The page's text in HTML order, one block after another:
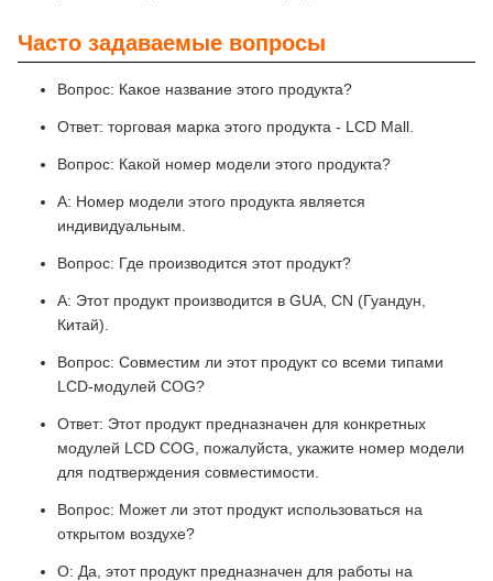
Часто задаваемые вопросы
Вопрос: Какое название этого продукта?
Ответ: торговая марка этого продукта - LCD Mall.
Вопрос: Какой номер модели этого продукта?
A: Номер модели этого продукта является
индивидуальным.
Вопрос: Где производится этот продукт?
A: Этот продукт производится в GUA, CN (Гуандун,
Китай).
Вопрос: Совместим ли этот продукт со всеми типами
LCD-модулей COG?
Ответ: Этот продукт предназначен для конкретных
модулей LCD COG, пожалуйста, укажите номер модели
для подтверждения совместимости.
Вопрос: Может ли этот продукт использоваться на
открытом воздухе?
О: Да, этот продукт предназначен для работы на